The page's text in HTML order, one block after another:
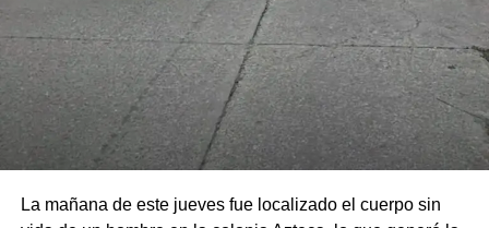
La mañana de este jueves fue localizado el cuerpo sin